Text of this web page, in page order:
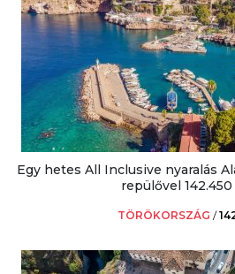
Egy hetes All Inclusive nyaralás
repülővel
TÖRÖKORSZÁG /